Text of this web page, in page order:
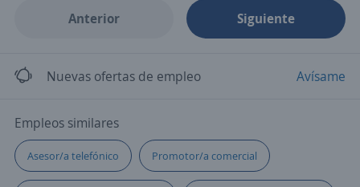
Anterior Siguiente
Nuevas ofertas de empleo Avísame
Empleos similares
Asesor/a telefónico Promotor/a comercial